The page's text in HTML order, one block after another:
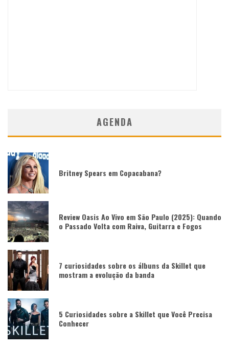
AGENDA
Britney Spears em Copacabana?
Review Oasis Ao Vivo em São Paulo (2025): Quando
o Passado Volta com Raiva, Guitarra e Fogos
7 curiosidades sobre os álbuns da Skillet que
mostram a evolução da banda
5 Curiosidades sobre a Skillet que Você Precisa
Conhecer